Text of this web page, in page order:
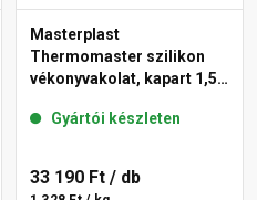
Masterplast
Thermomaster szilikon
vékonyvakolat, kapart 1,5
Gyártói készleten
33 190 Ft / db